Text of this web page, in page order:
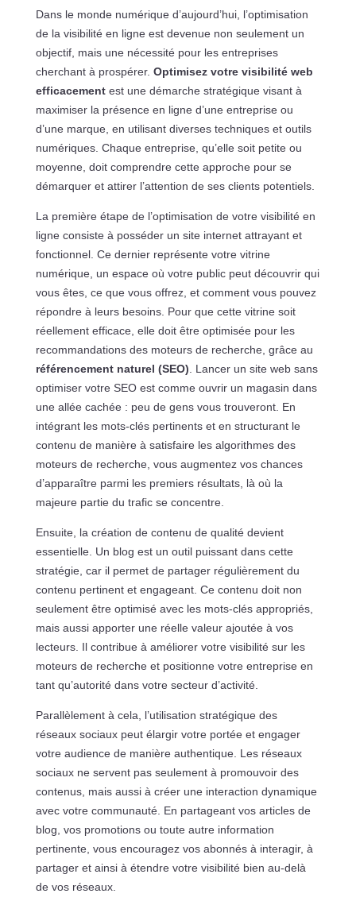
Dans le monde numérique d’aujourd’hui, l’optimisation
de la visibilité en ligne est devenue non seulement un
objectif, mais une nécessité pour les entreprises
cherchant à prospérer. Optimisez votre visibilité web
efficacementest une démarche stratégique visant à
maximiser la présence en ligne d’une entreprise ou
d’une marque, en utilisant diverses techniques et outils
numériques. Chaque entreprise, qu’elle soit petite ou
moyenne, doit comprendre cette approche pour se
démarquer et attirer l’attention de ses clients potentiels.
La première étape de l’optimisation de votre visibilité en
ligne consiste à posséder un site internet attrayant et
fonctionnel. Ce dernier représente votre vitrine
numérique, un espace où votre public peut découvrir qui
vous êtes, ce que vous offrez, et comment vous pouvez
répondre à leurs besoins. Pour que cette vitrine soit
réellement efficace, elle doit être optimisée pour les
recommandations des moteurs de recherche, grâce au
référencement naturel (SEO) . Lancer un site web sans
optimiser votre SEO est comme ouvrir un magasin dans
une allée cachée : peu de gens vous trouveront. En
intégrant les mots-clés pertinents et en structurant le
contenu de manière à satisfaire les algorithmes des
moteurs de recherche, vous augmentez vos chances
d’apparaître parmi les premiers résultats, là où la
majeure partie du trafic se concentre.
Ensuite, la création de contenu de qualité devient
essentielle. Un blog est un outil puissant dans cette
stratégie, car il permet de partager régulièrement du
contenu pertinent et engageant. Ce contenu doit non
seulement être optimisé avec les mots-clés appropriés,
mais aussi apporter une réelle valeur ajoutée à vos
lecteurs. Il contribue à améliorer votre visibilité sur les
moteurs de recherche et positionne votre entreprise en
tant qu’autorité dans votre secteur d’activité.
Parallèlement à cela, l’utilisation stratégique des
réseaux sociaux peut élargir votre portée et engager
votre audience de manière authentique. Les réseaux
sociaux ne servent pas seulement à promouvoir des
contenus, mais aussi à créer une interaction dynamique
avec votre communauté. En partageant vos articles de
blog, vos promotions ou toute autre information
pertinente, vous encouragez vos abonnés à interagir, à
partager et ainsi à étendre votre visibilité bien au-delà
de vos réseaux.